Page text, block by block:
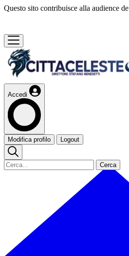
Questo sito contribuisce alla audience de
Accedi
Modifica profilo Logout
Cerca